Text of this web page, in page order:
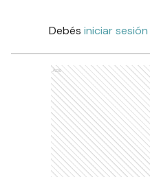
Debés iniciar sesión
Ads